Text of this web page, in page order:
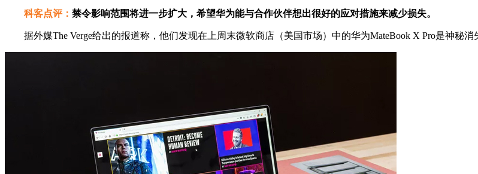
科客点评： 禁令影响范围将进一步扩大，希望华为能与合作伙伴想出很好的应对措施来减少损失。
据外媒The Verge给出的报道称，他们发现在上周末微软商店（美国市场）中的华为MateBook X Pro是神秘消